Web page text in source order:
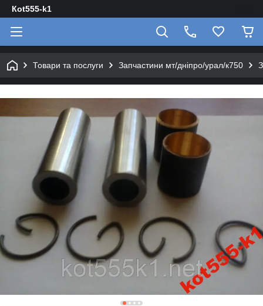
Кot555-k1
Товари та послуги Запчастини мт/дніпро/урал/к750